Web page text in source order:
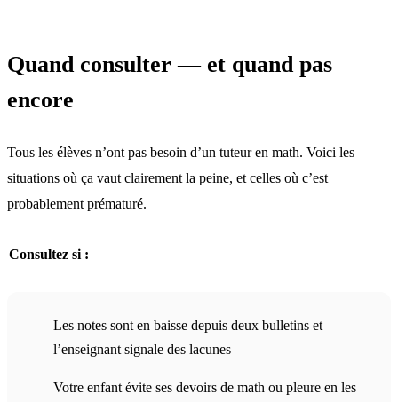
Quand consulter — et quand pas
encore
Tous les élèves n’ont pas besoin d’un tuteur en math. Voici les
situations où ça vaut clairement la peine, et celles où c’est
probablement prématuré.
Consultez si :
Les notes sont en baisse depuis deux bulletins et
l’enseignant signale des lacunes
Votre enfant évite ses devoirs de math ou pleure en les